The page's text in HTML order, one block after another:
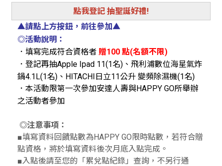
點我登記 抽聖誕好禮!
▲請點上方按鈕，前往參加▲
◎活動說明：
．填寫完成符合資格者 贈100 點(名額不限)
．登記再抽Apple Ipad 11(1名)、飛利浦數位海星氣炸
鍋4.1L(1名)、HITACHI日立11公升 變頻除濕機(1名)
．本活動限第一次參加安達人壽與HAPPY GO所舉辦
之活動者參加
◎注意事項：
■填寫資料回饋點數為HAPPY GO限時點數，若符合贈
點資格，將於填寫資料後次月底入點完成。
■入點後請至您的「累兌點紀錄」查詢，不另行通